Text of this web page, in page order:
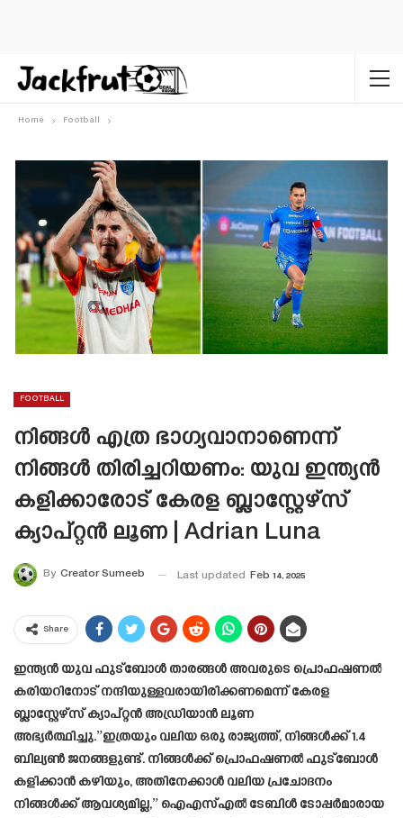
Home Football
FOOTBALL
നിങ്ങൾ എത്ര ഭാഗ്യവാനാണെന്ന്
നിങ്ങൾ തിരിച്ചറിയണം: യുവ ഇന്ത്യൻ
കളിക്കാരോട് കേരള ബ്ലാസ്റ്റേഴ്‌സ്
ക്യാപ്റ്റൻ ലൂണ | Adrian Luna
By Creator Sumeeb Last updated Feb 14, 2025
Share
ഇന്ത്യൻ യുവ ഫുട്ബോൾ താരങ്ങൾ അവരുടെ പ്രൊഫഷണൽ
കരിയറിനോട് നന്ദിയുള്ളവരായിരിക്കണമെന്ന് കേരള
ബ്ലാസ്റ്റേഴ്സ് ക്യാപ്റ്റൻ അഡ്രിയാൻ ലൂണ
അഭ്യർത്ഥിച്ചു.”ഇത്രയും വലിയ ഒരു രാജ്യത്ത്, നിങ്ങൾക്ക് 1.4
ബില്യൺ ജനങ്ങളുണ്ട്. നിങ്ങൾക്ക് പ്രൊഫഷണൽ ഫുട്ബോൾ
കളിക്കാൻ കഴിയും, അതിനേക്കാൾ വലിയ പ്രചോദനം
നിങ്ങൾക്ക് ആവശ്യമില്ല,” ഐ‌എസ്‌എൽ ടേബിൾ ടോപ്പർമാരായ